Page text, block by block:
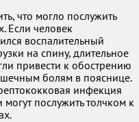
что могло послужить
Если человек
воспалительный
на спину, длительное
привести к обострению
болям в пояснице.
инфекция
послужить толчком к